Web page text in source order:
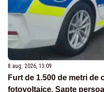
8 aug. 2026, 13:09
Furt de 1.500 de metri de
fotovoltaice. Șapte